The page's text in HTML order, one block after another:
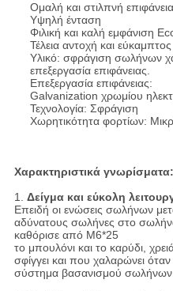
Ομαλή και στιλπνή επιφάνεια
Υψηλή ένταση
Φιλική και καλή εμφάνιση
Τέλεια αντοχή και εύκαμπτος
Υλικό: σφράγιση σωλήνων
επεξεργασία επιφάνειας.
Επεξεργασία επιφάνειας:
Galvanization χρωμίου
Τεχνολογία: Σφράγιση
Χωρητικότητα φορτίων:
Χαρακτηριστικά γνωρίσματα:
1. Δείγμα και εύκολη
Επειδή οι ενώσεις σωλήνων
αδύνατους σωλήνες στο
καθόρισε από M6*25
το μπουλόνι και το καρύδι,
σφίγγει και που χαλαρώνει
σύστημα βασανισμού